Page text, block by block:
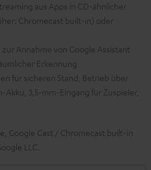
aus Apps in CD-ähnlicher
Chromecast built-in) oder
Annahme von Google Assistant
Erkennung
für sicheren Stand, Betrieb über
3,5-mm-Eingang für Zuspieler,
Google Cast / Chromecast built-in
LLC.